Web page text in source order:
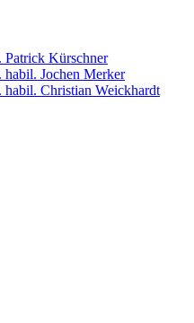
Patrick Kürschner
habil. Jochen Merker
habil. Christian Weickhardt